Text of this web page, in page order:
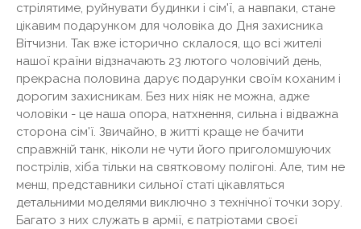
стрілятиме, руйнувати будинки і сім'ї, а навпаки, стане
цікавим подарунком для чоловіка до Дня захисника
Вітчизни. Так вже історично склалося, що всі жителі
нашої країни відзначають 23 лютого чоловічий день,
прекрасна половина дарує подарунки своїм коханим і
дорогим захисникам. Без них ніяк не можна, адже
чоловіки - це наша опора, натхнення, сильна і відважна
сторона сім'ї. Звичайно, в житті краще не бачити
справжній танк, ніколи не чути його приголомшуючих
пострілів, хіба тільки на святковому полігоні. Але, тим не
менш, представники сильної статі цікавляться
детальними моделями виключно з технічної точки зору.
Багато з них служать в армії, є патріотами своєї